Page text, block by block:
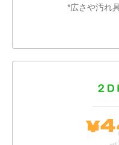
*広さや汚れ
２Ｄ
￥